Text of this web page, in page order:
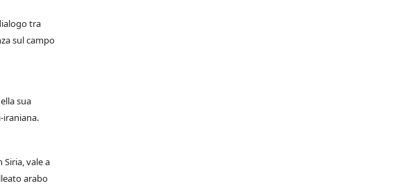
tra
sul campo
sua
iraniana.
vale a
arabo